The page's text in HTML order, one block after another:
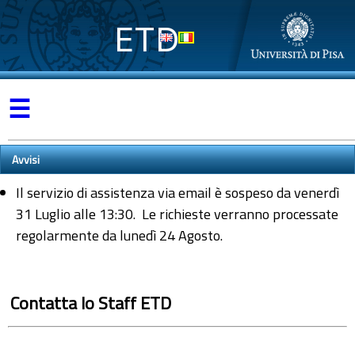
ETD
☰
Avvisi
Il servizio di assistenza via email è sospeso da venerdì
31 Luglio alle 13:30. Le richieste verranno processate
regolarmente da lunedì 24 Agosto.
Contatta lo Staff ETD